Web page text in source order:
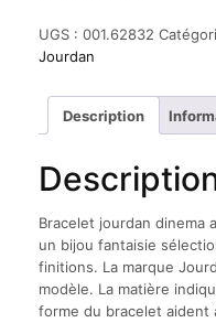
UGS : 001.62832
Jourdan
Description
Bracelet jourdan dinema
un bijou fantaisie
finitions. La marque
modèle. La matière
forme du bracelet aident